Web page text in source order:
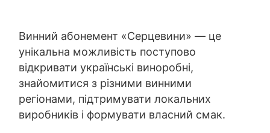
Винний абонемент «Серцевини» — це
унікальна можливість поступово
відкривати українські виноробні,
знайомитися з різними винними
регіонами, підтримувати локальних
виробників і формувати власний смак.